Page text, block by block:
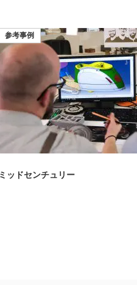
ミッドセンチュリー
参考事例